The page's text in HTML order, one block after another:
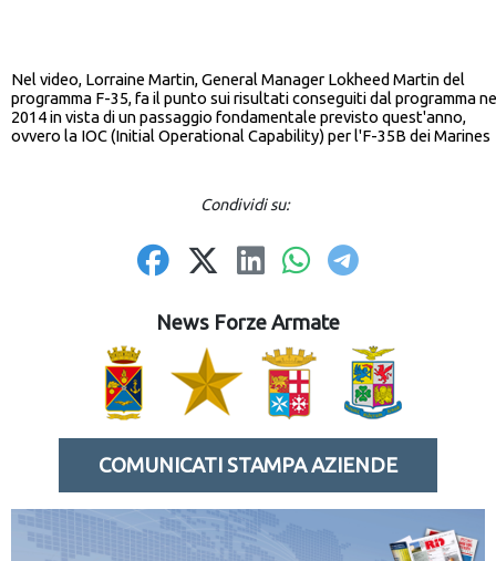
Nel video, Lorraine Martin, General Manager Lokheed Martin del
programma F-35, fa il punto sui risultati conseguiti dal programma
2014 in vista di un passaggio fondamentale previsto quest'anno,
ovvero la IOC (Initial Operational Capability) per l'F-35B dei Marines
Condividi su:
News Forze Armate
COMUNICATI STAMPA AZIENDE